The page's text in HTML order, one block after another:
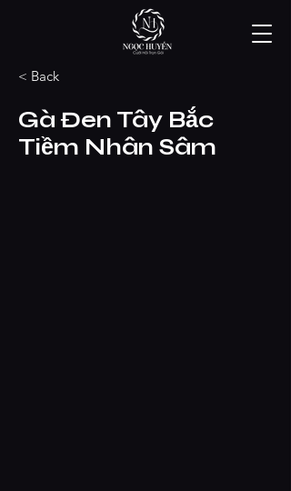
< Back
Gà Đen Tây Bắc
Tiềm Nhân Sâm